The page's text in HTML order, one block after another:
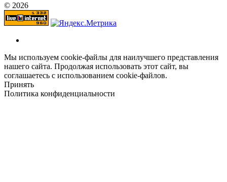
© 2026
Мы используем cookie-файлы для наилучшего представления
нашего сайта. Продолжая использовать этот сайт, вы
соглашаетесь с использованием cookie-файлов.
Принять
Политика конфиденциальности